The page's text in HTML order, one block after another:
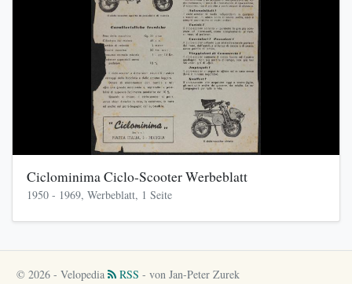
Ciclominima Ciclo-Scooter Werbeblatt
1950 - 1969, Werbeblatt, 1 Seite
© 2026 - Velopedia RSS - von Jan-Peter Zurek